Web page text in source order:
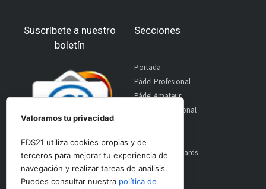
Suscríbete a nuestro
boletín
Secciones
Portada
Pádel Profesional
Pádel Amateur
Pádel Internacional
Material
World Padel Awards
Contacto
Publicidad
Valoramos tu privacidad
EDS21 utiliza cookies propias y de
terceros para mejorar tu experiencia de
navegación y realizar tareas de análisis.
Puedes consultar nuestra política de